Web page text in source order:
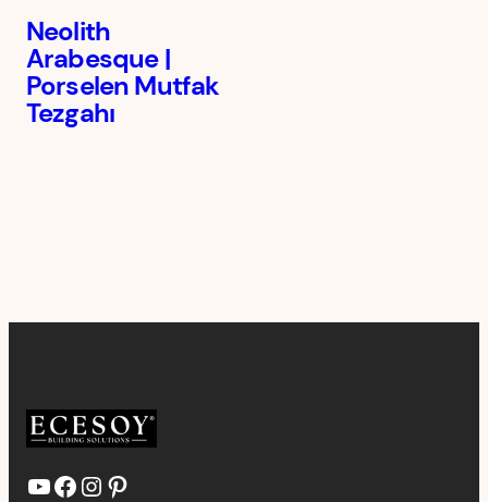
Neolith
Arabesque |
Porselen Mutfak
Tezgahı
YouTube Facebook Instagram Pinterest